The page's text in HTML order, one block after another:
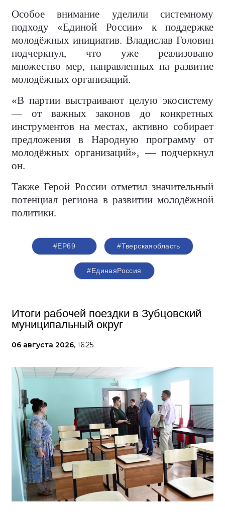
Особое внимание уделили системному
подходу «Единой России» к поддержке
молодёжных инициатив. Владислав Головин
подчеркнул, что уже реализовано
множество мер, направленных на развитие
молодёжных организаций.
«В партии выстраивают целую экосистему
— от важных законов до конкретных
инструментов на местах, активно собирает
предложения в Народную программу от
молодёжных организаций», — подчеркнул
он.
Также Герой России отметил значительный
потенциал региона в развитии молодёжной
политики.
#ЕР69 #Тверскаяобласть
#‎ЕдинаяРоссия
Итоги рабочей поездки в Зубцовский
муниципальный округ
06 августа 2026, 16:25